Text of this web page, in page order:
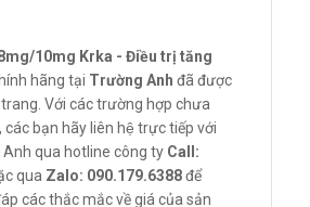
hạ huyết áp của thuốc đạt được
trực tiếp cơ trơn mạch máu.
định của Amlessa
tăng huyết áp vô căn, bệnh dạng
10mg Krka - Điều trị tăng
hãng tại Trường Anh đã được
Với các trường hợp chưa
bạn hãy liên hệ trực tiếp với
qua hotline công ty Call:
qua Zalo: 090.179.6388để
các thắc mắc về giá của sản